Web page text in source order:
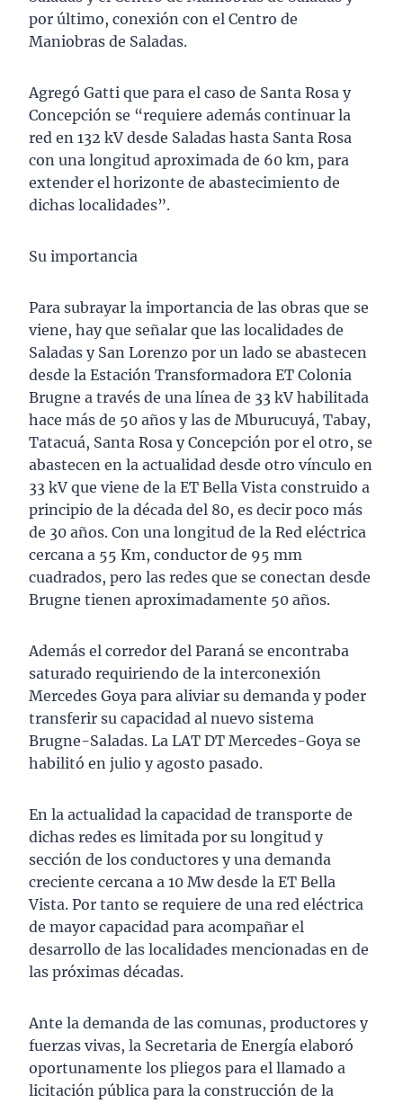
por último, conexión con el Centro de
Maniobras de Saladas.
Agregó Gatti que para el caso de Santa Rosa y
Concepción se “requiere además continuar la
red en 132 kV desde Saladas hasta Santa Rosa
con una longitud aproximada de 60 km, para
extender el horizonte de abastecimiento de
dichas localidades”.
Su importancia
Para subrayar la importancia de las obras que se
viene, hay que señalar que las localidades de
Saladas y San Lorenzo por un lado se abastecen
desde la Estación Transformadora ET Colonia
Brugne a través de una línea de 33 kV habilitada
hace más de 50 años y las de Mburucuyá, Tabay,
Tatacuá, Santa Rosa y Concepción por el otro, se
abastecen en la actualidad desde otro vínculo en
33 kV que viene de la ET Bella Vista construido a
principio de la década del 80, es decir poco más
de 30 años. Con una longitud de la Red eléctrica
cercana a 55 Km, conductor de 95 mm
cuadrados, pero las redes que se conectan desde
Brugne tienen aproximadamente 50 años.
Además el corredor del Paraná se encontraba
saturado requiriendo de la interconexión
Mercedes Goya para aliviar su demanda y poder
transferir su capacidad al nuevo sistema
Brugne-Saladas. La LAT DT Mercedes-Goya se
habilitó en julio y agosto pasado.
En la actualidad la capacidad de transporte de
dichas redes es limitada por su longitud y
sección de los conductores y una demanda
creciente cercana a 10 Mw desde la ET Bella
Vista. Por tanto se requiere de una red eléctrica
de mayor capacidad para acompañar el
desarrollo de las localidades mencionadas en de
las próximas décadas.
Ante la demanda de las comunas, productores y
fuerzas vivas, la Secretaria de Energía elaboró
oportunamente los pliegos para el llamado a
licitación pública para la construcción de la